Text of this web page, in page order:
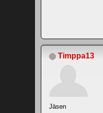
Timppa13
Jäsen